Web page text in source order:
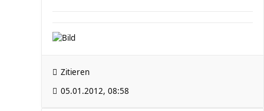
Zitieren
05.01.2012, 08:58